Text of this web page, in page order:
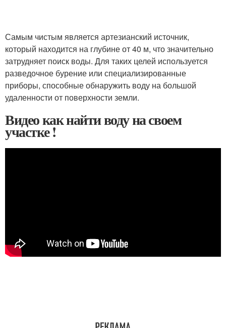
Самым чистым является артезианский источник,
который находится на глубине от 40 м, что значительно
затрудняет поиск воды. Для таких целей используется
разведочное бурение или специализированные
приборы, способные обнаружить воду на большой
удаленности от поверхности земли.
Видео как найти воду на своем
участке !